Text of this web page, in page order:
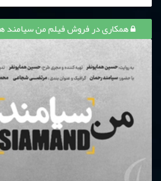
همکاری در فروش فیلم من سیامند